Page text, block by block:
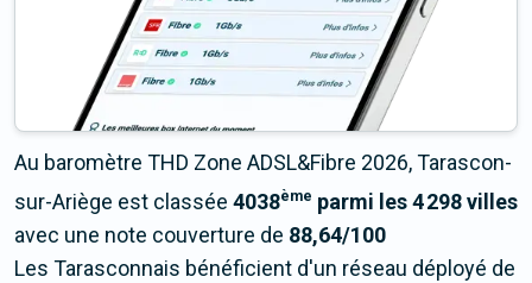
Au baromètre THD Zone ADSL&Fibre 2026, Tarascon-
sur-Ariège est classée 4038ème parmi les 4 298 villes
avec une note couverture de 88,64/100
Les Tarasconnais bénéficient d'un réseau déployé de